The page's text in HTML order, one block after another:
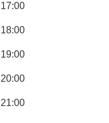
17:00
18:00
19:00
20:00
21:00